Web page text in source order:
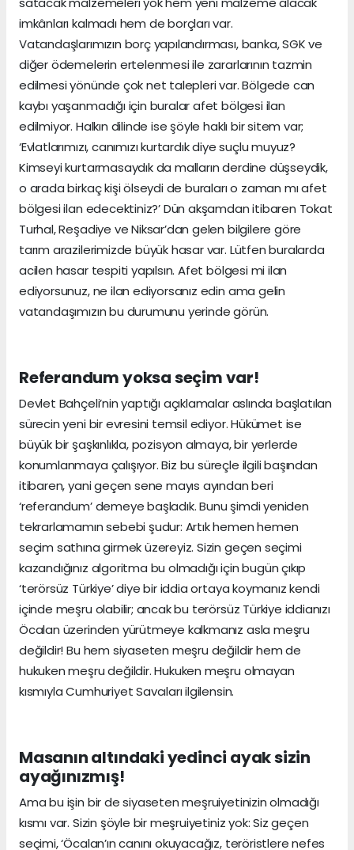
imkânları kalmadı hem de borçları var.
Vatandaşlarımızın borç yapılandırması, banka, SGK ve
diğer ödemelerin ertelenmesi ile zararlarının tazmin
edilmesi yönünde çok net talepleri var. Bölgede can
kaybı yaşanmadığı için buralar afet bölgesi ilan
edilmiyor. Halkın dilinde ise şöyle haklı bir sitem var;
‘Evlatlarımızı, canımızı kurtardık diye suçlu muyuz?
Kimseyi kurtarmasaydık da malların derdine düşseydik,
o arada birkaç kişi ölseydi de buraları o zaman mı afet
bölgesi ilan edecektiniz?’ Dün akşamdan itibaren Tokat
Turhal, Reşadiye ve Niksar’dan gelen bilgilere göre
tarım arazilerimizde büyük hasar var. Lütfen buralarda
acilen hasar tespiti yapılsın. Afet bölgesi mi ilan
ediyorsunuz, ne ilan ediyorsanız edin ama gelin
vatandaşımızın bu durumunu yerinde görün.
Referandum yoksa seçim var!
Devlet Bahçeli’nin yaptığı açıklamalar aslında başlatılan
sürecin yeni bir evresini temsil ediyor. Hükümet ise
büyük bir şaşkınlıkla, pozisyon almaya, bir yerlerde
konumlanmaya çalışıyor. Biz bu süreçle ilgili başından
itibaren, yani geçen sene mayıs ayından beri
‘referandum’ demeye başladık. Bunu şimdi yeniden
tekrarlamamın sebebi şudur: Artık hemen hemen
seçim sathına girmek üzereyiz. Sizin geçen seçimi
kazandığınız algoritma bu olmadığı için bugün çıkıp
‘terörsüz Türkiye’ diye bir iddia ortaya koymanız kendi
içinde meşru olabilir; ancak bu terörsüz Türkiye iddianızı
Öcalan üzerinden yürütmeye kalkmanız asla meşru
değildir! Bu hem siyaseten meşru değildir hem de
hukuken meşru değildir. Hukuken meşru olmayan
kısmıyla Cumhuriyet Savcıları ilgilensin.
Masanın altındaki yedinci ayak sizin
ayağınızmış!
Ama bu işin bir de siyaseten meşruiyetinizin olmadığı
kısmı var. Sizin şöyle bir meşruiyetiniz yok: Siz geçen
seçimi, ‘Öcalan’ın canını okuyacağız, teröristlere nefes